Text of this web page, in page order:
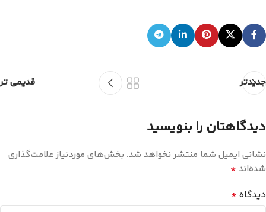
جدیدتر قدیمی تر
دیدگاهتان را بنویسید
نشانی ایمیل شما منتشر نخواهد شد. بخش‌های موردنیاز علامت‌گذاری
شده‌اند *
دیدگاه *